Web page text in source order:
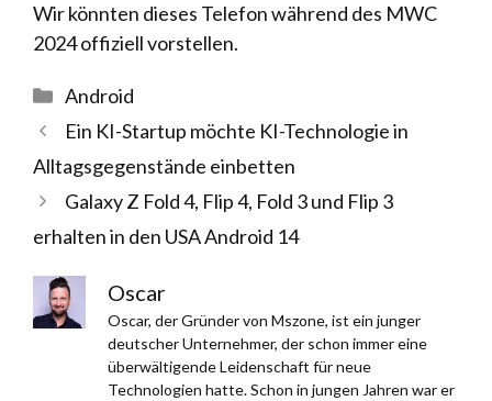
Wir könnten dieses Telefon während des MWC
2024 offiziell vorstellen.
Kategorien
Android
Ein KI-Startup möchte KI-Technologie in
Alltagsgegenstände einbetten
Galaxy Z Fold 4, Flip 4, Fold 3 und Flip 3
erhalten in den USA Android 14
Oscar
Oscar, der Gründer von Mszone, ist ein junger
deutscher Unternehmer, der schon immer eine
überwältigende Leidenschaft für neue
Technologien hatte. Schon in jungen Jahren war er